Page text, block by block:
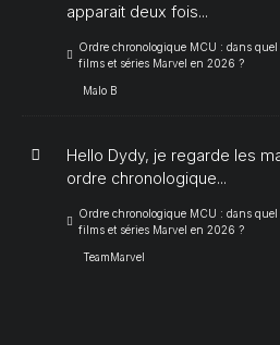
apparait deux fois...
Ordre chronologique MCU : dans quel
films et séries Marvel en 2026 ?
Malo B
Hello Dydy, je regarde les
ordre chronologique...
Ordre chronologique MCU : dans quel
films et séries Marvel en 2026 ?
TeamMarvel